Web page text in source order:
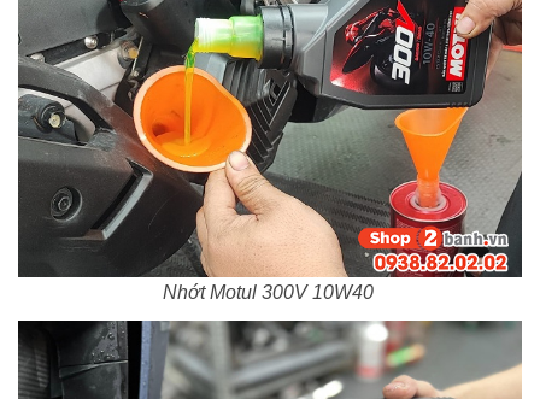
Nhớt Motul 300V 10W40